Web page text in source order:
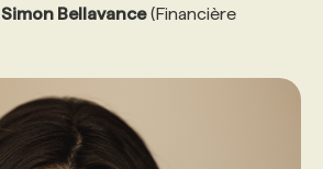
Simon Bellavance(Financière